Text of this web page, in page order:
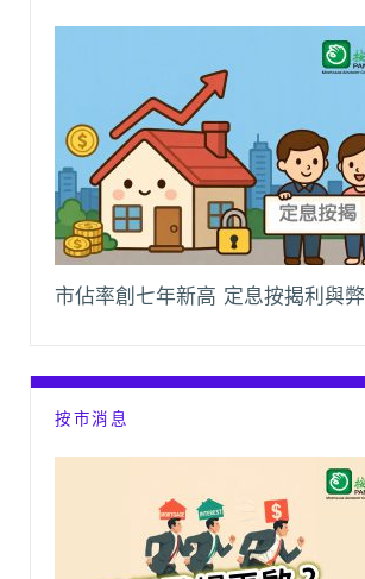
市佔率創七年新高 定息按揭利與弊
按市消息